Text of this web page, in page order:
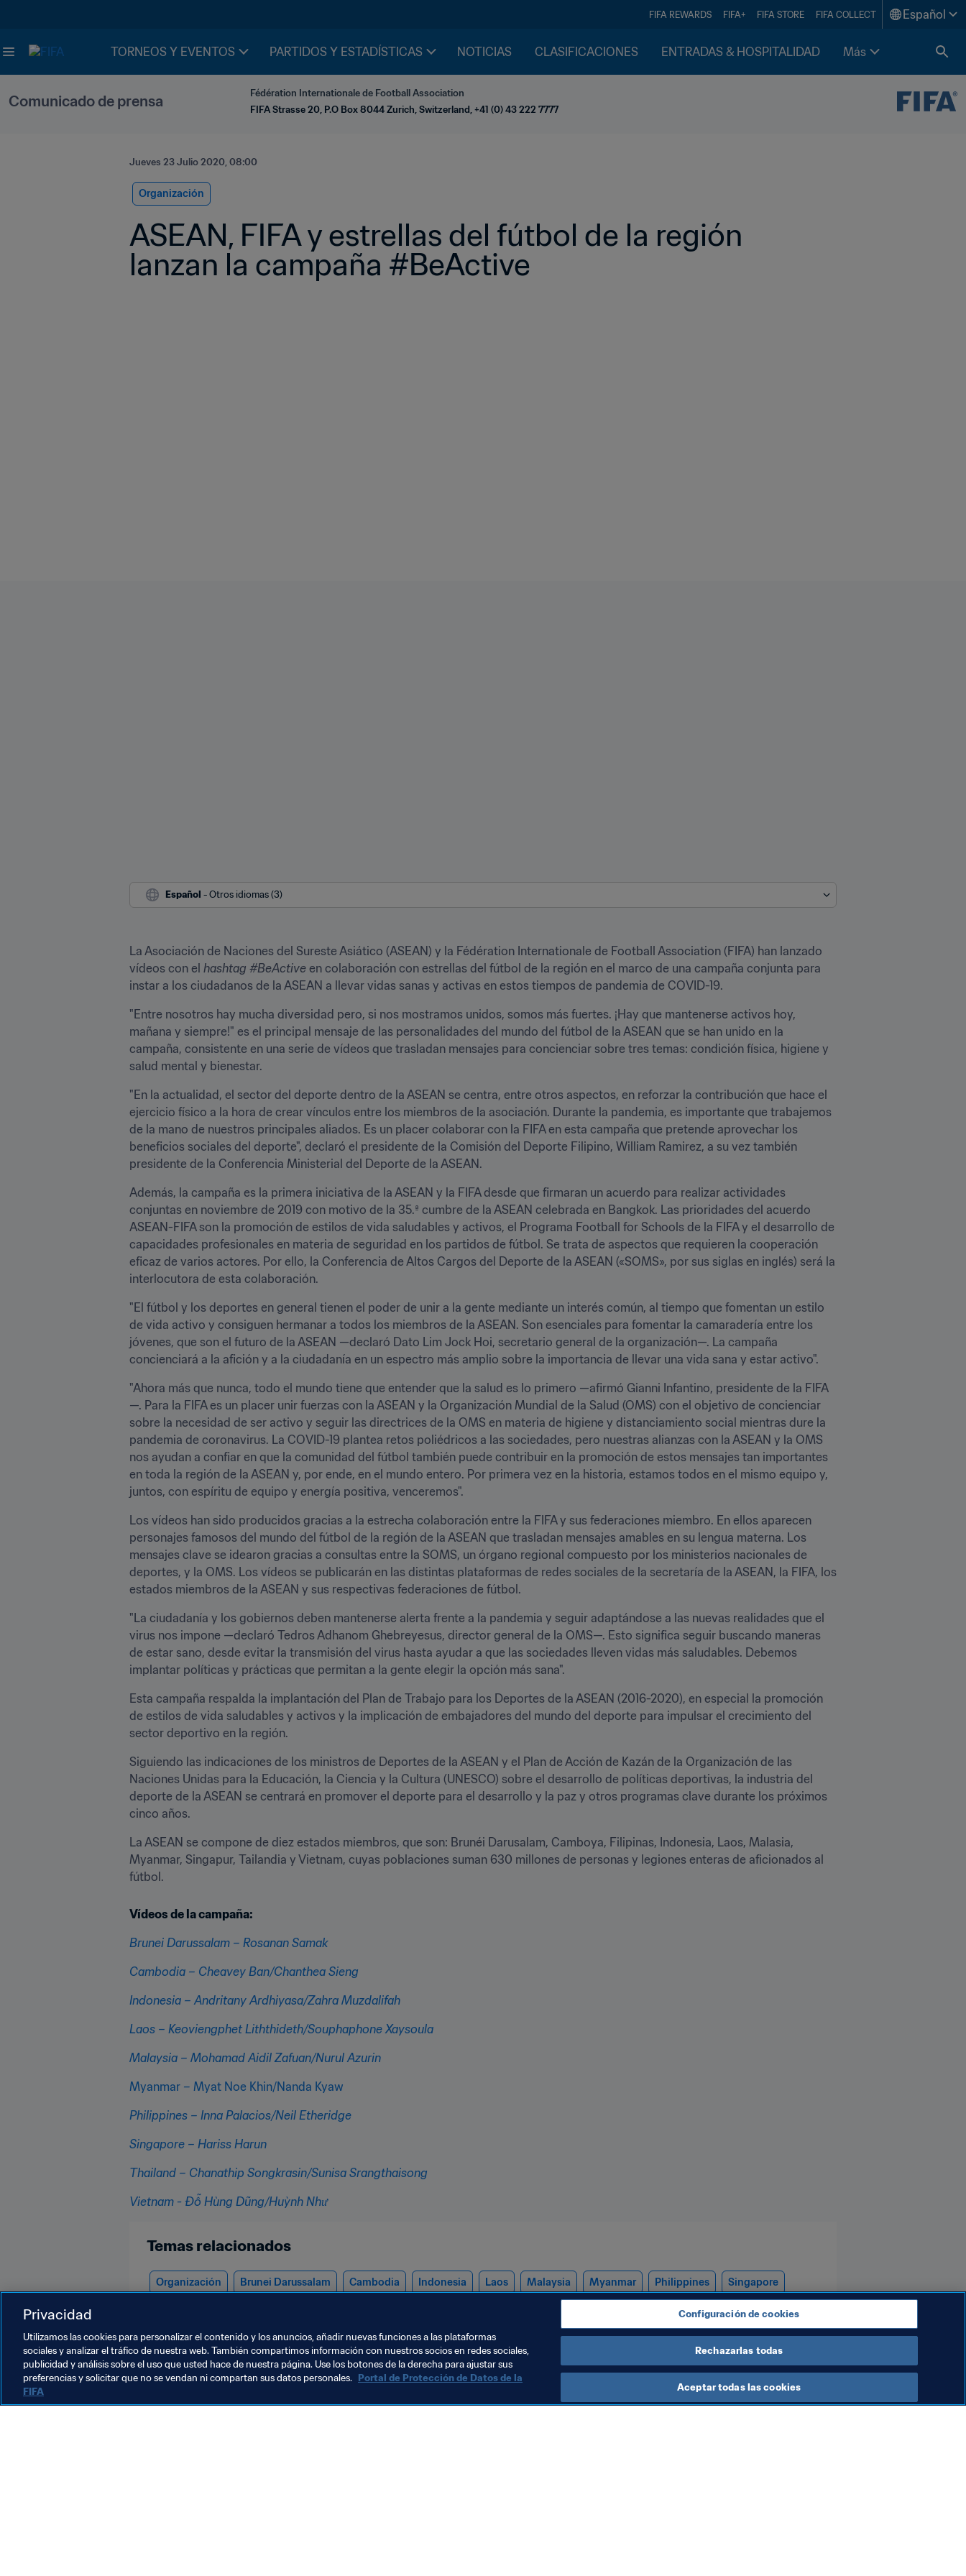
FIFA REWARDS FIFA+ FIFA STORE FIFA COLLECT Español
TORNEOS Y EVENTOS PARTIDOS Y ESTADÍSTICAS NOTICIAS CLASIFICACIONES ENTRADAS & HOSPITALIDAD Más
Comunicado de prensa
Fédération Internationale de Football Association
FIFA Strasse 20, P.O Box 8044 Zurich, Switzerland, +41 (0) 43 222 7777
Jueves 23 Julio 2020, 08:00
Organización
ASEAN, FIFA y estrellas del fútbol de la región
lanzan la campaña #BeActive
Español - Otros idiomas (3)
La Asociación de Naciones del Sureste Asiático (ASEAN) y la Fédération Internationale de Football Association (FIFA) han lanzado
vídeos con el hashtag #BeActive en colaboración con estrellas del fútbol de la región en el marco de una campaña conjunta para
instar a los ciudadanos de la ASEAN a llevar vidas sanas y activas en estos tiempos de pandemia de COVID-19.
"Entre nosotros hay mucha diversidad pero, si nos mostramos unidos, somos más fuertes. ¡Hay que mantenerse activos hoy,
mañana y siempre!" es el principal mensaje de las personalidades del mundo del fútbol de la ASEAN que se han unido en la
campaña, consistente en una serie de vídeos que trasladan mensajes para concienciar sobre tres temas: condición física, higiene y
salud mental y bienestar.
"En la actualidad, el sector del deporte dentro de la ASEAN se centra, entre otros aspectos, en reforzar la contribución que hace el
ejercicio físico a la hora de crear vínculos entre los miembros de la asociación. Durante la pandemia, es importante que trabajemos
de la mano de nuestros principales aliados. Es un placer colaborar con la FIFA en esta campaña que pretende aprovechar los
beneficios sociales del deporte", declaró el presidente de la Comisión del Deporte Filipino, William Ramirez, a su vez también
presidente de la Conferencia Ministerial del Deporte de la ASEAN.
Además, la campaña es la primera iniciativa de la ASEAN y la FIFA desde que firmaran un acuerdo para realizar actividades
conjuntas en noviembre de 2019 con motivo de la 35.ª cumbre de la ASEAN celebrada en Bangkok. Las prioridades del acuerdo
ASEAN-FIFA son la promoción de estilos de vida saludables y activos, el Programa Football for Schools de la FIFA y el desarrollo de
capacidades profesionales en materia de seguridad en los partidos de fútbol. Se trata de aspectos que requieren la cooperación
eficaz de varios actores. Por ello, la Conferencia de Altos Cargos del Deporte de la ASEAN («SOMS», por sus siglas en inglés) será la
interlocutora de esta colaboración.
"El fútbol y los deportes en general tienen el poder de unir a la gente mediante un interés común, al tiempo que fomentan un estilo
de vida activo y consiguen hermanar a todos los miembros de la ASEAN. Son esenciales para fomentar la camaradería entre los
jóvenes, que son el futuro de la ASEAN —declaró Dato Lim Jock Hoi, secretario general de la organización—. La campaña
concienciará a la afición y a la ciudadanía en un espectro más amplio sobre la importancia de llevar una vida sana y estar activo".
"Ahora más que nunca, todo el mundo tiene que entender que la salud es lo primero —afirmó Gianni Infantino, presidente de la FIFA
—. Para la FIFA es un placer unir fuerzas con la ASEAN y la Organización Mundial de la Salud (OMS) con el objetivo de concienciar
sobre la necesidad de ser activo y seguir las directrices de la OMS en materia de higiene y distanciamiento social mientras dure la
pandemia de coronavirus. La COVID-19 plantea retos poliédricos a las sociedades, pero nuestras alianzas con la ASEAN y la OMS
nos ayudan a confiar en que la comunidad del fútbol también puede contribuir en la promoción de estos mensajes tan importantes
en toda la región de la ASEAN y, por ende, en el mundo entero. Por primera vez en la historia, estamos todos en el mismo equipo y,
juntos, con espíritu de equipo y energía positiva, venceremos".
Los vídeos han sido producidos gracias a la estrecha colaboración entre la FIFA y sus federaciones miembro. En ellos aparecen
personajes famosos del mundo del fútbol de la región de la ASEAN que trasladan mensajes amables en su lengua materna. Los
mensajes clave se idearon gracias a consultas entre la SOMS, un órgano regional compuesto por los ministerios nacionales de
deportes, y la OMS. Los vídeos se publicarán en las distintas plataformas de redes sociales de la secretaría de la ASEAN, la FIFA, los
estados miembros de la ASEAN y sus respectivas federaciones de fútbol.
"La ciudadanía y los gobiernos deben mantenerse alerta frente a la pandemia y seguir adaptándose a las nuevas realidades que el
virus nos impone —declaró Tedros Adhanom Ghebreyesus, director general de la OMS—. Esto significa seguir buscando maneras
de estar sano, desde evitar la transmisión del virus hasta ayudar a que las sociedades lleven vidas más saludables. Debemos
implantar políticas y prácticas que permitan a la gente elegir la opción más sana".
Esta campaña respalda la implantación del Plan de Trabajo para los Deportes de la ASEAN (2016-2020), en especial la promoción
de estilos de vida saludables y activos y la implicación de embajadores del mundo del deporte para impulsar el crecimiento del
sector deportivo en la región.
Siguiendo las indicaciones de los ministros de Deportes de la ASEAN y el Plan de Acción de Kazán de la Organización de las
Naciones Unidas para la Educación, la Ciencia y la Cultura (UNESCO) sobre el desarrollo de políticas deportivas, la industria del
deporte de la ASEAN se centrará en promover el deporte para el desarrollo y la paz y otros programas clave durante los próximos
cinco años.
La ASEAN se compone de diez estados miembros, que son: Brunéi Darusalam, Camboya, Filipinas, Indonesia, Laos, Malasia,
Myanmar, Singapur, Tailandia y Vietnam, cuyas poblaciones suman 630 millones de personas y legiones enteras de aficionados al
fútbol.
Vídeos de la campaña:
Brunei Darussalam – Rosanan Samak
Cambodia – Cheavey Ban/Chanthea Sieng
Indonesia – Andritany Ardhiyasa/Zahra Muzdalifah
Laos – Keoviengphet Liththideth/Souphaphone Xaysoula
Malaysia – Mohamad Aidil Zafuan/Nurul Azurin
Myanmar – Myat Noe Khin/Nanda Kyaw
Philippines – Inna Palacios/Neil Etheridge
Singapore – Hariss Harun
Thailand – Chanathip Songkrasin/Sunisa Srangthaisong
Vietnam - Đỗ Hùng Dũng/Huỳnh Như
Temas relacionados
Organización Brunei Darussalam Cambodia Indonesia Laos Malaysia Myanmar Philippines Singapore
Privacidad
Utilizamos las cookies para personalizar el contenido y los anuncios, añadir nuevas funciones a las plataformas
sociales y analizar el tráfico de nuestra web. También compartimos información con nuestros socios en redes sociales,
publicidad y análisis sobre el uso que usted hace de nuestra página. Use los botones de la derecha para ajustar sus
preferencias y solicitar que no se vendan ni compartan sus datos personales. Portal de Protección de Datos de la
FIFA
Configuración de cookies
Rechazarlas todas
Aceptar todas las cookies